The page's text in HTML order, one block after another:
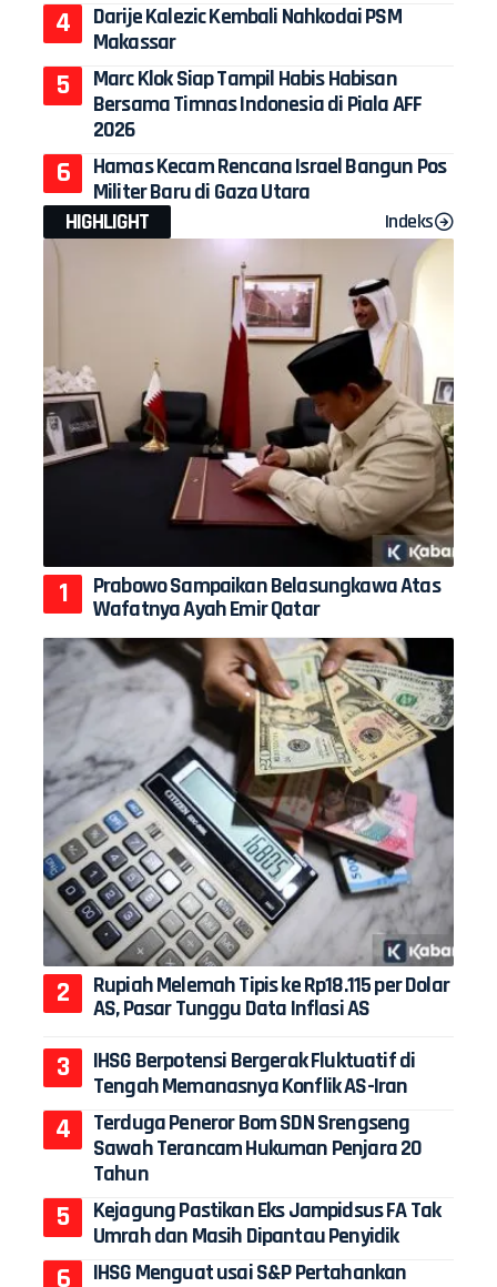
Darije Kalezic Kembali Nahkodai PSM
Makassar
Marc Klok Siap Tampil Habis Habisan
Bersama Timnas Indonesia di Piala AFF
2026
Hamas Kecam Rencana Israel Bangun Pos
Militer Baru di Gaza Utara
HIGHLIGHT
Indeks
Prabowo Sampaikan Belasungkawa Atas
Wafatnya Ayah Emir Qatar
Rupiah Melemah Tipis ke Rp18.115 per Dolar
AS, Pasar Tunggu Data Inflasi AS
IHSG Berpotensi Bergerak Fluktuatif di
Tengah Memanasnya Konflik AS-Iran
Terduga Peneror Bom SDN Srengseng
Sawah Terancam Hukuman Penjara 20
Tahun
Kejagung Pastikan Eks Jampidsus FA Tak
Umrah dan Masih Dipantau Penyidik
IHSG Menguat usai S&P Pertahankan